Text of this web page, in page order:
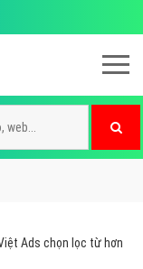
Ads chọn lọc từ hơn